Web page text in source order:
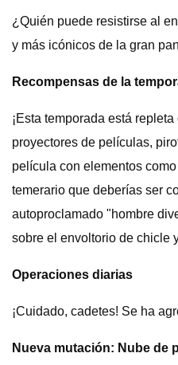
¿Quién puede resistirse al
y más icónicos de la gran
Recompensas de la
¡Esta temporada está
proyectores de películas,
película con elementos
temerario que deberías ser
autoproclamado "hombre
sobre el envoltorio de chicle
Operaciones diarias
¡Cuidado, cadetes! Se ha
Nueva mutación: Nube de